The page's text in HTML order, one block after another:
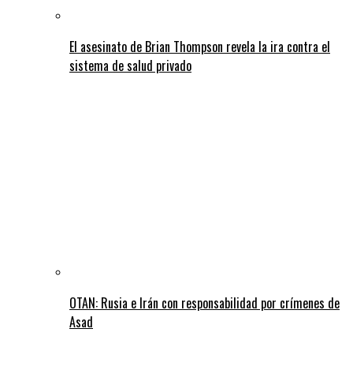
El asesinato de Brian Thompson revela la ira contra el
sistema de salud privado
OTAN: Rusia e Irán con responsabilidad por crímenes de
Asad